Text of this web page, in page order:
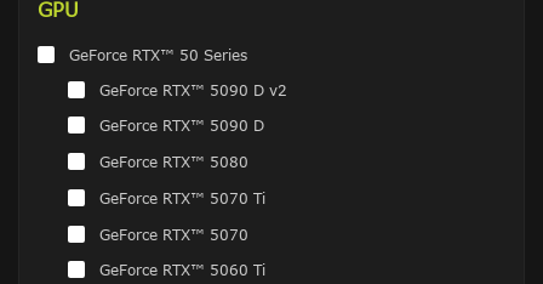
GPU
GeForce RTX™ 50 Series
GeForce RTX™ 5090 D v2
GeForce RTX™ 5090 D
GeForce RTX™ 5080
GeForce RTX™ 5070 Ti
GeForce RTX™ 5070
GeForce RTX™ 5060 Ti